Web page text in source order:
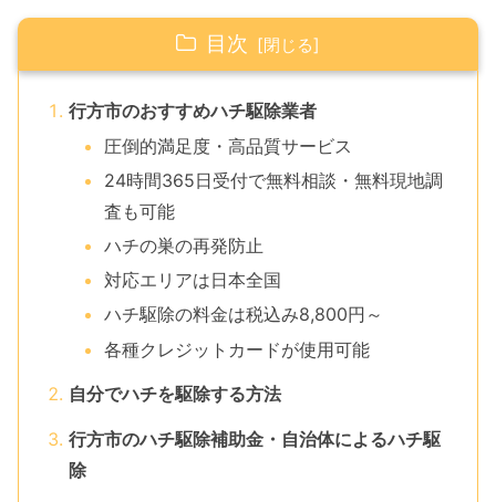
目次
行方市のおすすめハチ駆除業者
圧倒的満足度・高品質サービス
24時間365日受付で無料相談・無料現地調
査も可能
ハチの巣の再発防止
対応エリアは日本全国
ハチ駆除の料金は税込み8,800円～
各種クレジットカードが使用可能
自分でハチを駆除する方法
行方市のハチ駆除補助金・自治体によるハチ駆
除